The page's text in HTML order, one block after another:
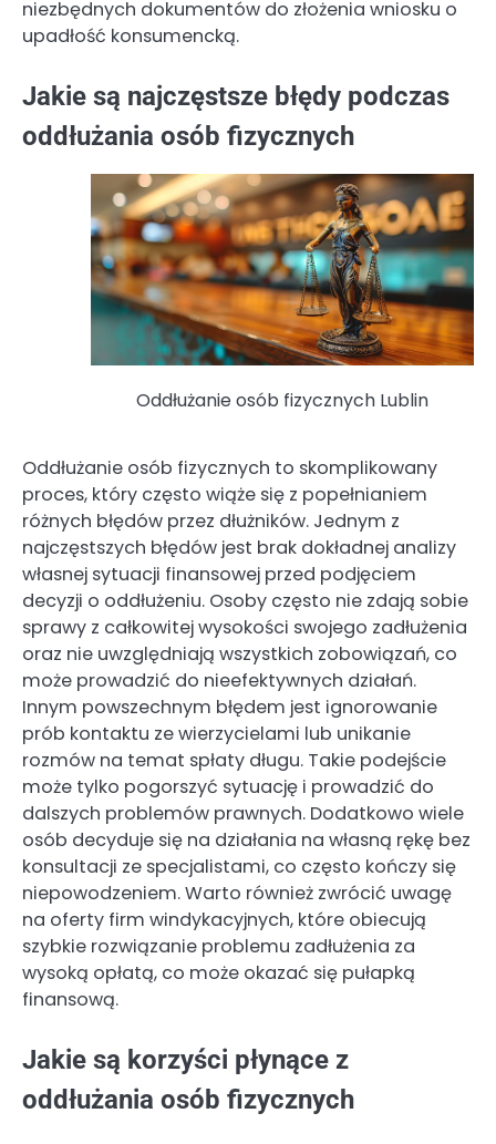
niezbędnych dokumentów do złożenia wniosku o
upadłość konsumencką.
Jakie są najczęstsze błędy podczas
oddłużania osób fizycznych
Oddłużanie osób fizycznych Lublin
Oddłużanie osób fizycznych to skomplikowany
proces, który często wiąże się z popełnianiem
różnych błędów przez dłużników. Jednym z
najczęstszych błędów jest brak dokładnej analizy
własnej sytuacji finansowej przed podjęciem
decyzji o oddłużeniu. Osoby często nie zdają sobie
sprawy z całkowitej wysokości swojego zadłużenia
oraz nie uwzględniają wszystkich zobowiązań, co
może prowadzić do nieefektywnych działań.
Innym powszechnym błędem jest ignorowanie
prób kontaktu ze wierzycielami lub unikanie
rozmów na temat spłaty długu. Takie podejście
może tylko pogorszyć sytuację i prowadzić do
dalszych problemów prawnych. Dodatkowo wiele
osób decyduje się na działania na własną rękę bez
konsultacji ze specjalistami, co często kończy się
niepowodzeniem. Warto również zwrócić uwagę
na oferty firm windykacyjnych, które obiecują
szybkie rozwiązanie problemu zadłużenia za
wysoką opłatą, co może okazać się pułapką
finansową.
Jakie są korzyści płynące z
oddłużania osób fizycznych